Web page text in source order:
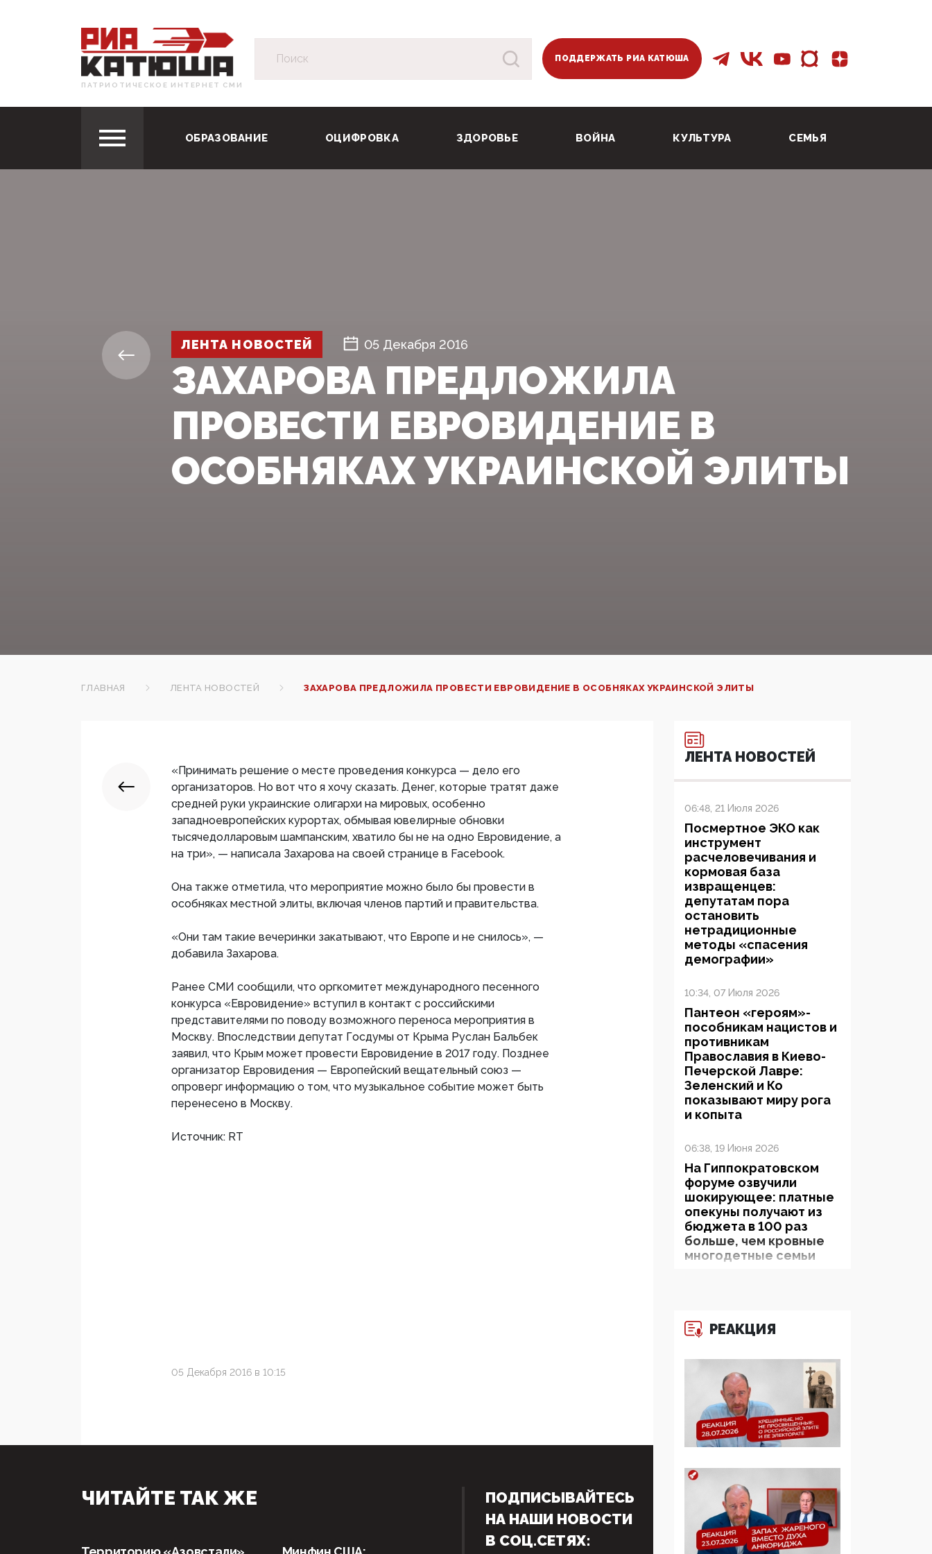
ПАТРИОТИЧЕСКОЕ ИНТЕРНЕТ СМИ
ПОДДЕРЖАТЬ РИА КАТЮША
ОБРАЗОВАНИЕ ОЦИФРОВКА ЗДОРОВЬЕ ВОЙНА КУЛЬТУРА СЕМЬЯ
ЛЕНТА НОВОСТЕЙ 05 Декабря 2016
ЗАХАРОВА ПРЕДЛОЖИЛА
ПРОВЕСТИ ЕВРОВИДЕНИЕ В
ОСОБНЯКАХ УКРАИНСКОЙ ЭЛИТЫ
ГЛАВНАЯ ЛЕНТА НОВОСТЕЙ ЗАХАРОВА ПРЕДЛОЖИЛА ПРОВЕСТИ ЕВРОВИДЕНИЕ В ОСОБНЯКАХ УКРАИНСКОЙ ЭЛИТЫ
«Принимать решение о месте проведения конкурса — дело его
организаторов. Но вот что я хочу сказать. Денег, которые тратят даже
средней руки украинские олигархи на мировых, особенно
западноевропейских курортах, обмывая ювелирные обновки
тысячедолларовым шампанским, хватило бы не на одно Евровидение, а
на три», — написала Захарова на своей странице в Facebook.
Она также отметила, что мероприятие можно было бы провести в
особняках местной элиты, включая членов партий и правительства.
«Они там такие вечеринки закатывают, что Европе и не снилось», —
добавила Захарова.
Ранее СМИ сообщили, что оргкомитет международного песенного
конкурса «Евровидение» вступил в контакт с российскими
представителями по поводу возможного переноса мероприятия в
Москву. Впоследствии депутат Госдумы от Крыма Руслан Бальбек
заявил, что Крым может провести Евровидение в 2017 году. Позднее
организатор Евровидения — Европейский вещательный союз —
опроверг информацию о том, что музыкальное событие может быть
перенесено в Москву.
Источник: RT
05 Декабря 2016 в 10:15
ЛЕНТА НОВОСТЕЙ
06:48, 21 Июля 2026
Посмертное ЭКО как
инструмент
расчеловечивания и
кормовая база
извращенцев:
депутатам пора
остановить
нетрадиционные
методы «спасения
демографии»
10:34, 07 Июля 2026
Пантеон «героям»-
пособникам нацистов и
противникам
Православия в Киево-
Печерской Лавре:
Зеленский и Ко
показывают миру рога
и копыта
06:38, 19 Июня 2026
На Гиппократовском
форуме озвучили
шокирующее: платные
опекуны получают из
бюджета в 100 раз
больше, чем кровные
многодетные семьи
Обществознания под
редакцией Медведева:
ценности и немного
двоемыслия
11:53, 09 Июня 2026
Прокуратура наконец
увидела
экстремистскую
деятельность ИИТО
ЮНЕСКО в России, но
цифроглобалисты
продолжают
РЕАКЦИЯ
ЧИТАЙТЕ ТАК ЖЕ
ПОДПИСЫВАЙТЕСЬ
НА НАШИ НОВОСТИ
В СОЦ.СЕТЯХ: